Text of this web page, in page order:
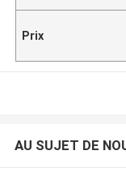
Prix
AU SUJET DE